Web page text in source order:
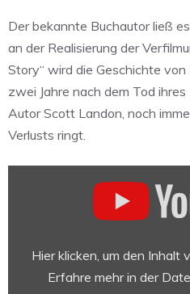
Der bekannte Buchautor ließ
an der Realisierung der
Story“ wird die Geschichte
zwei Jahre nach dem Tod
Autor Scott Landon, noch
Verlusts ringt.
TrailerHier klicken, um den Inhalt
Erfahre mehr in der